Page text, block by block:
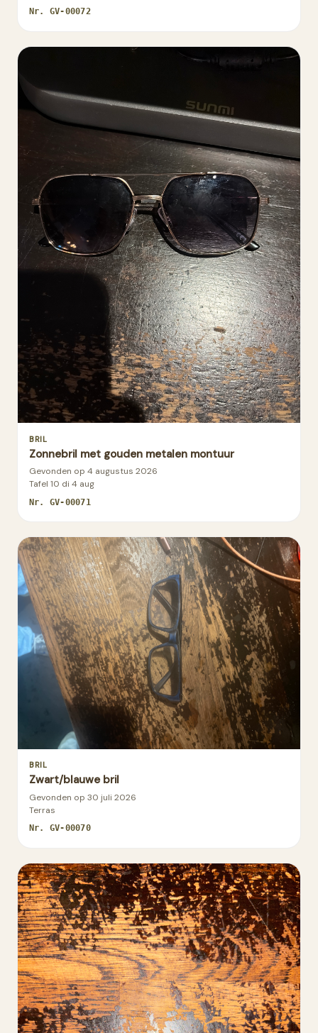
Nr. GV-00072
BRIL
Zonnebril met gouden metalen montuur
Gevonden op 4 augustus 2026
Tafel 10 di 4 aug
Nr. GV-00071
BRIL
Zwart/blauwe bril
Gevonden op 30 juli 2026
Terras
Nr. GV-00070